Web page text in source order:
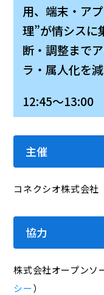
用、端末・ア
理”が情シスに
断・調整まで
ラ・属人化を
12:45～13:00
主催
コネクシオ株式会社
協力
株式会社オープンソ
シー）